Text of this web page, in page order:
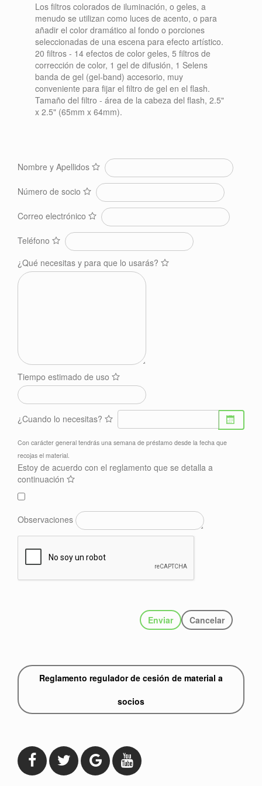
Los filtros colorados de iluminación, o geles, a
menudo se utilizan como luces de acento, o para
añadir el color dramático al fondo o porciones
seleccionadas de una escena para efecto artístico.
20 filtros - 14 efectos de color geles, 5 filtros de
corrección de color, 1 gel de difusión, 1 Selens
banda de gel (gel-band) accesorio, muy
conveniente para fijar el filtro de gel en el flash.
Tamaño del filtro - área de la cabeza del flash, 2.5"
x 2.5" (65mm x 64mm).
Nombre y Apellidos
Número de socio
Correo electrónico
Teléfono
¿Qué necesitas y para que lo usarás?
Tiempo estimado de uso
¿Cuando lo necesitas?
Con carácter general tendrás una semana de préstamo desde la fecha que
recojas el material.
Estoy de acuerdo con el reglamento que se detalla a
continuación
Observaciones
Cancelar
Enviar
Reglamento regulador de cesión de material a
socios